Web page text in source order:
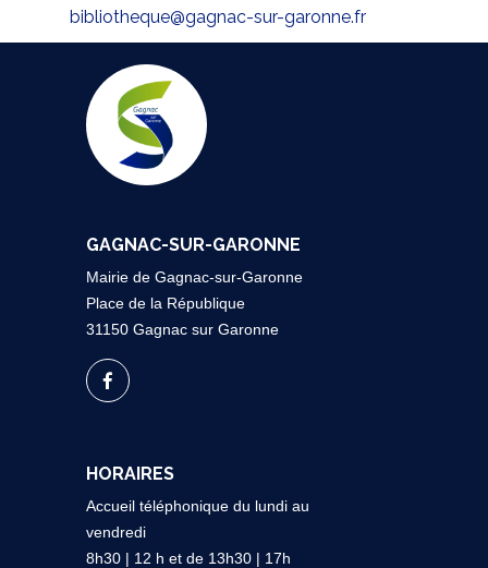
bibliotheque@gagnac-sur-garonne.fr
GAGNAC-SUR-GARONNE
Mairie de Gagnac-sur-Garonne
Place de la République
31150 Gagnac sur Garonne
HORAIRES
Accueil téléphonique du lundi au
vendredi
8h30 | 12 h et de 13h30 | 17h